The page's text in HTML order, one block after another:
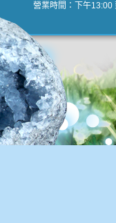
營業時間：下午13:00